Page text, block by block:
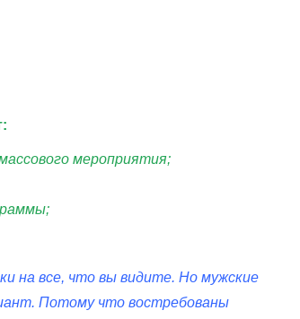
мероприятия;
на все, что вы видите. Но мужские
Потому что востребованы